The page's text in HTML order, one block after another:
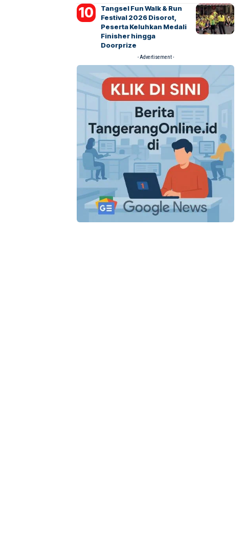
Tangsel Fun Walk & Run
Festival 2026 Disorot,
Peserta Keluhkan Medali
Finisher hingga
Doorprize
- Advertisement -